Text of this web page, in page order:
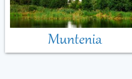
Muntenia